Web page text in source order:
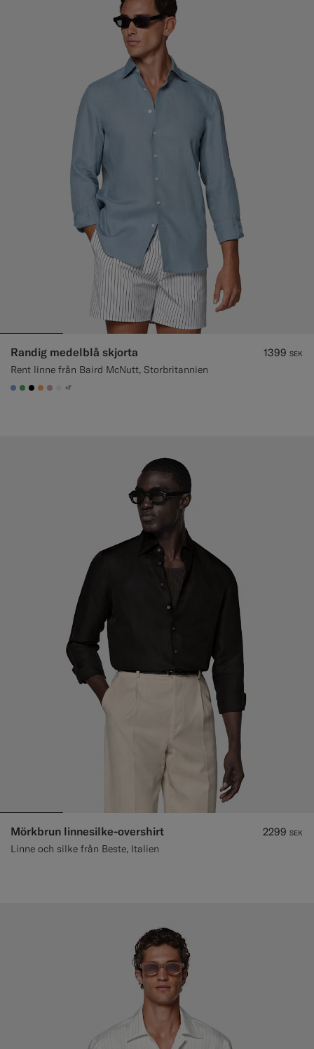
Skräddarsydda smokingbyxor
Skräddarsydda smokingskjortor
Hur det fungerar
Randig medelblå skjorta
Rent linne från Baird McNutt, Storbritannien
1399 SEK
#82A1DC
#50AA6A
#000000
#F9AA62
#DAA1B6
#F1EFE8
+7
Mörkbrun linnesilke-overshirt
Linne och silke från Beste, Italien
2299 SEK